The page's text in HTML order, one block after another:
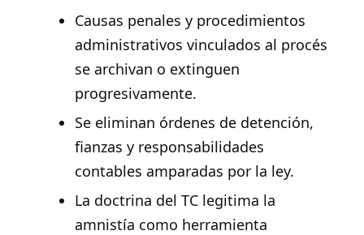
Causas penales y procedimientos
administrativos vinculados al procés
se archivan o extinguen
progresivamente.
Se eliminan órdenes de detención,
fianzas y responsabilidades
contables amparadas por la ley.
La doctrina del TC legitima la
amnistía como herramienta